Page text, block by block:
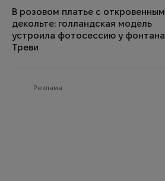
В розовом платье с откровенным
декольте: голландская модель
устроила фотосессию у фонтана
Треви
Реклама